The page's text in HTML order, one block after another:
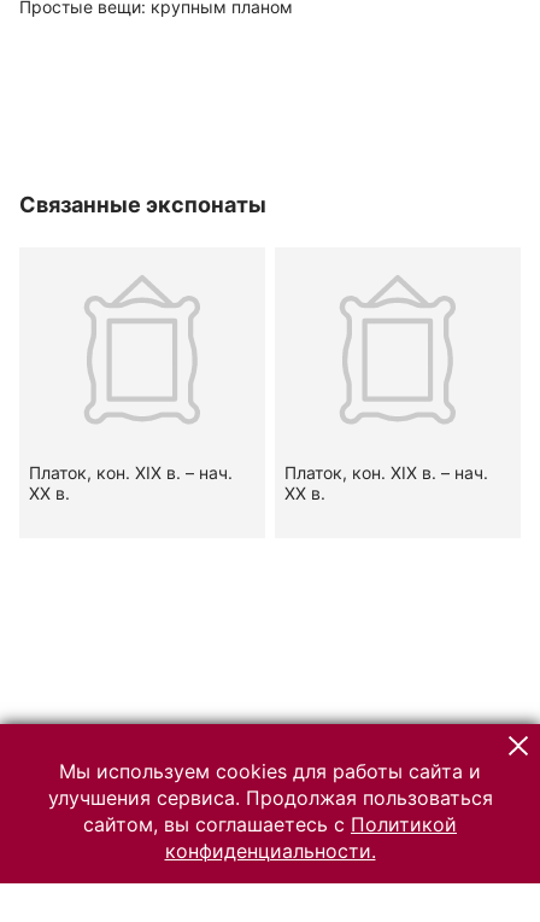
Простые вещи: крупным планом
Связанные экспонаты
Платок, кон. XIX в. – нач.
XX в.
Платок, кон. XIX в. – нач.
XX в.
Мы используем cookies для работы сайта и
улучшения сервиса. Продолжая пользоваться
сайтом, вы соглашаетесь с Политикой
конфиденциальности.